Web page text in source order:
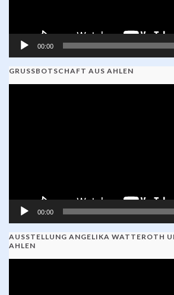
00:00
GRUSSBOTSCHAFT AUS AHLEN
00:00
AUSSTELLUNG ANGELIKA WATTEROTH
AHLEN